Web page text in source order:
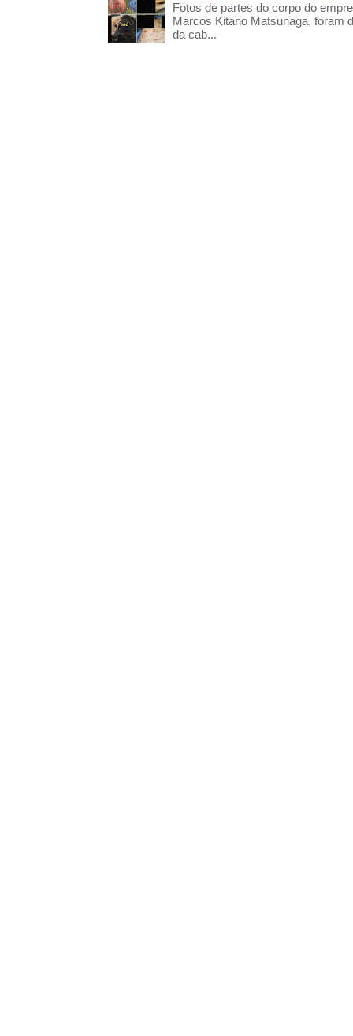
Fotos de partes do corpo do
Marcos Kitano Matsunaga, foram
da cab...